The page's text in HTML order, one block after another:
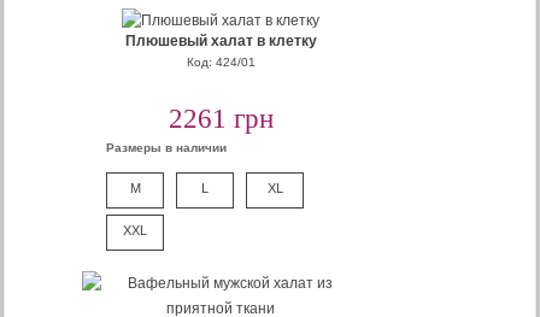
Плюшевый халат в клетку
Код: 424/01
2261 грн
Размеры в наличии
M L XL
XXL